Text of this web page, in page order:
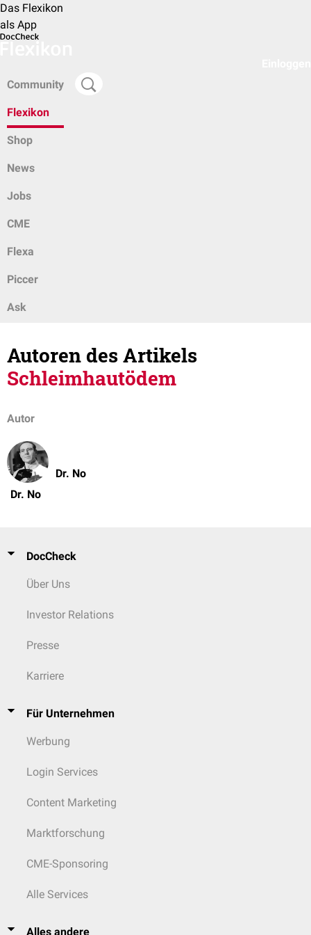
Das Flexikon
als App
Community
Flexikon
Shop
News
Jobs
CME
Flexa
Piccer
Ask
Autoren des Artikels
Schleimhautödem
Autor
Dr. No
Dr. No
DocCheck
Über Uns
Investor Relations
Presse
Karriere
Für Unternehmen
Werbung
Login Services
Content Marketing
Marktforschung
CME-Sponsoring
Alle Services
Alles andere